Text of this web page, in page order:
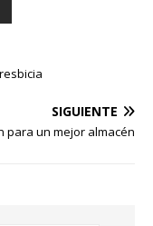
SIGUIENTE
para un mejor almacén